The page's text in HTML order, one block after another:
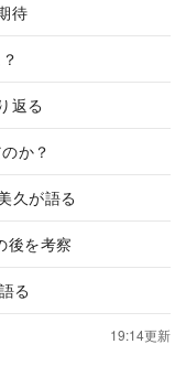
待
返る
のか？
久が語る
後を考察
る
19:14更新